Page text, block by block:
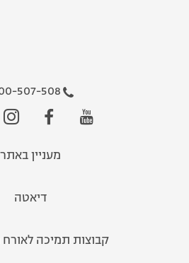
507-508
מעניין באתר
דיאטה
קבוצות תמיכה לאורח